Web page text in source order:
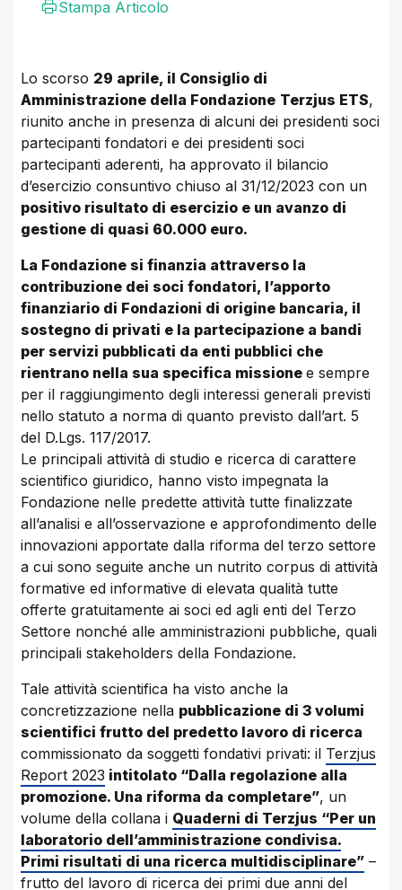
Stampa Articolo
Lo scorso 29 aprile, il Consiglio di
Amministrazione della Fondazione Terzjus ETS,
riunito anche in presenza di alcuni dei presidenti soci
partecipanti fondatori e dei presidenti soci
partecipanti aderenti, ha approvato il bilancio
d’esercizio consuntivo chiuso al 31/12/2023 con un
positivo risultato di esercizio e un avanzo di
gestione di quasi 60.000 euro.
La Fondazione si finanzia attraverso la
contribuzione dei soci fondatori, l’apporto
finanziario di Fondazioni di origine bancaria, il
sostegno di privati e la partecipazione a bandi
per servizi pubblicati da enti pubblici che
rientrano nella sua specifica missione e sempre
per il raggiungimento degli interessi generali previsti
nello statuto a norma di quanto previsto dall’art. 5
del D.Lgs. 117/2017.
Le principali attività di studio e ricerca di carattere
scientifico giuridico, hanno visto impegnata la
Fondazione nelle predette attività tutte finalizzate
all’analisi e all’osservazione e approfondimento delle
innovazioni apportate dalla riforma del terzo settore
a cui sono seguite anche un nutrito corpus di attività
formative ed informative di elevata qualità tutte
offerte gratuitamente ai soci ed agli enti del Terzo
Settore nonché alle amministrazioni pubbliche, quali
principali stakeholders della Fondazione.
Tale attività scientifica ha visto anche la
concretizzazione nella pubblicazione di 3 volumi
scientifici frutto del predetto lavoro di ricerca
commissionato da soggetti fondativi privati: il Terzjus
Report 2023 intitolato “Dalla regolazione alla
promozione. Una riforma da completare”, un
volume della collana i Quaderni di Terzjus “Per un
laboratorio dell’amministrazione condivisa.
Primi risultati di una ricerca multidisciplinare” –
frutto del lavoro di ricerca dei primi due anni del